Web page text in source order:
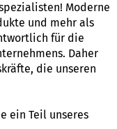
Moderne
und mehr als
für die
Daher
die unseren
ein Teil unseres